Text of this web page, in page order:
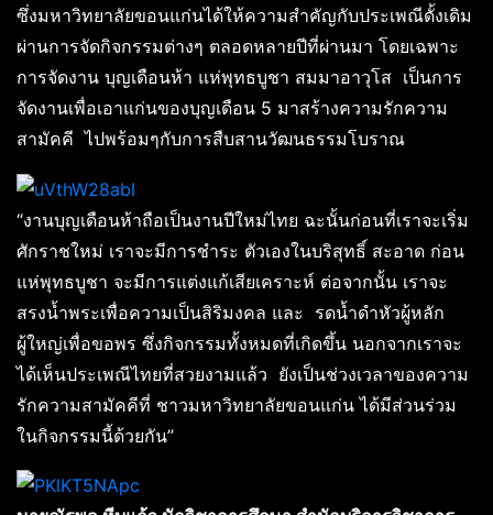
ซึ่งมหาวิทยาลัยขอนแก่นได้ให้ความสำคัญกับประเพณีดั้งเดิม
ผ่านการจัดกิจกรรมต่างๆ ตลอดหลายปีที่ผ่านมา โดยเฉพาะ
การจัดงาน บุญเดือนห้า แห่พุทธบูชา สมมาอาวุโส เป็นการ
จัดงานเพื่อเอาแก่นของบุญเดือน 5 มาสร้างความรักความ
สามัคคี ไปพร้อมๆกับการสืบสานวัฒนธรรมโบราณ
“งานบุญเดือนห้าถือเป็นงานปีใหม่ไทย ฉะนั้นก่อนที่เราจะเริ่ม
ศักราชใหม่ เราจะมีการชำระ ตัวเองในบริสุทธิ์ สะอาด ก่อน
แห่พุทธบูชา จะมีการแต่งแก้เสียเคราะห์ ต่อจากนั้น เราจะ
สรงน้ำพระเพื่อความเป็นสิริมงคล และ รดน้ำดำหัวผู้หลัก
ผู้ใหญ่เพื่อขอพร ซึ่งกิจกรรมทั้งหมดที่เกิดขึ้น นอกจากเราจะ
ได้เห็นประเพณีไทยที่สวยงามแล้ว ยังเป็นช่วงเวลาของความ
รักความสามัคคีที่ ชาวมหาวิทยาลัยขอนแก่น ได้มีส่วนร่วม
ในกิจกรรมนี้ด้วยกัน”